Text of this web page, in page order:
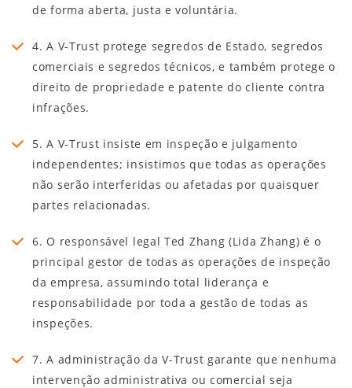
de forma aberta, justa e voluntária.
4. A V-Trust protege segredos de Estado, segredos
comerciais e segredos técnicos, e também protege o
direito de propriedade e patente do cliente contra
infrações.
5. A V-Trust insiste em inspeção e julgamento
independentes; insistimos que todas as operações
não serão interferidas ou afetadas por quaisquer
partes relacionadas.
6. O responsável legal Ted Zhang (Lida Zhang) é o
principal gestor de todas as operações de inspeção
da empresa, assumindo total liderança e
responsabilidade por toda a gestão de todas as
inspeções.
7. A administração da V-Trust garante que nenhuma
intervenção administrativa ou comercial seja